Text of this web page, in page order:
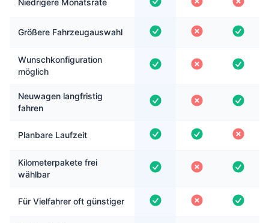
Niedrigere Monatsrate
Größere Fahrzeugauswahl
Wunschkonfiguration
möglich
Neuwagen langfristig
fahren
Planbare Laufzeit
Kilometerpakete frei
wählbar
Für Vielfahrer oft günstiger